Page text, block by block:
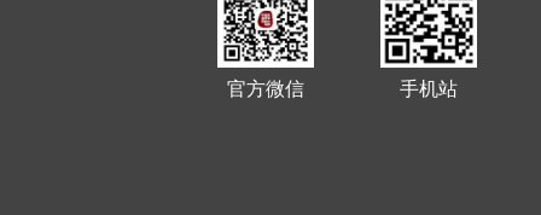
官方微信 手机站